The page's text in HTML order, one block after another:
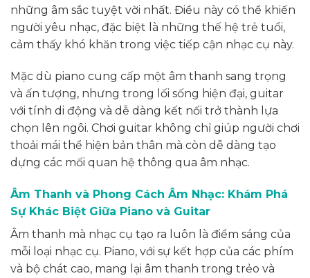
những âm sắc tuyệt vời nhất. Điều này có thể khiến
người yêu nhạc, đặc biệt là những thế hệ trẻ tuổi,
cảm thấy khó khăn trong việc tiếp cận nhạc cụ này.
Mặc dù piano cung cấp một âm thanh sang trọng
và ấn tượng, nhưng trong lối sống hiện đại, guitar
với tính di động và dễ dàng kết nối trở thành lựa
chọn lên ngôi. Chơi guitar không chỉ giúp người chơi
thoải mái thể hiện bản thân mà còn dễ dàng tạo
dựng các mối quan hệ thông qua âm nhạc.
Âm Thanh và Phong Cách Âm Nhạc: Khám Phá
Sự Khác Biệt Giữa Piano và Guitar
Âm thanh mà nhạc cụ tạo ra luôn là điểm sáng của
mỗi loại nhạc cụ. Piano, với sự kết hợp của các phím
và bộ chát cao, mang lại âm thanh trong trẻo và